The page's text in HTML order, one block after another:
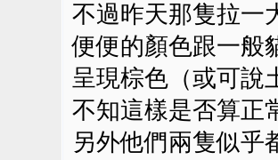
不過昨天那隻拉一
便便的顏色跟一般
呈現棕色（或可說
不知這樣是否算正
另外他們兩隻似乎